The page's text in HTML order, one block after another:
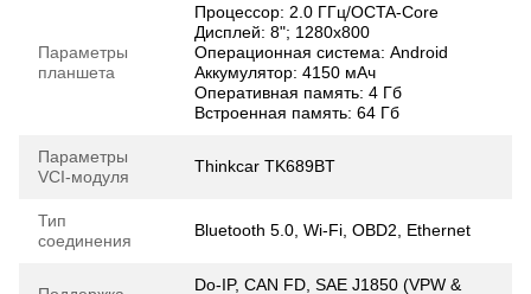
Параметры
планшета
Процессор: 2.0 ГГц/OCTA-Core
Дисплей: 8"; 1280х800
Операционная система: Android
Аккумулятор: 4150 мАч
Оперативная память: 4 Гб
Встроенная память: 64 Гб
Параметры
VCI-модуля
Thinkcar TK689BT
Тип
соединения
Bluetooth 5.0, Wi-Fi, OBD2, Ethernet
Do-IP, CAN FD, SAE J1850 (VPW &